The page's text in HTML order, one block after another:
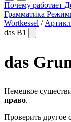
Почему работает
Грамматика
Wortkessel /
das B1
das
Немецкое
право.
Проверить другое